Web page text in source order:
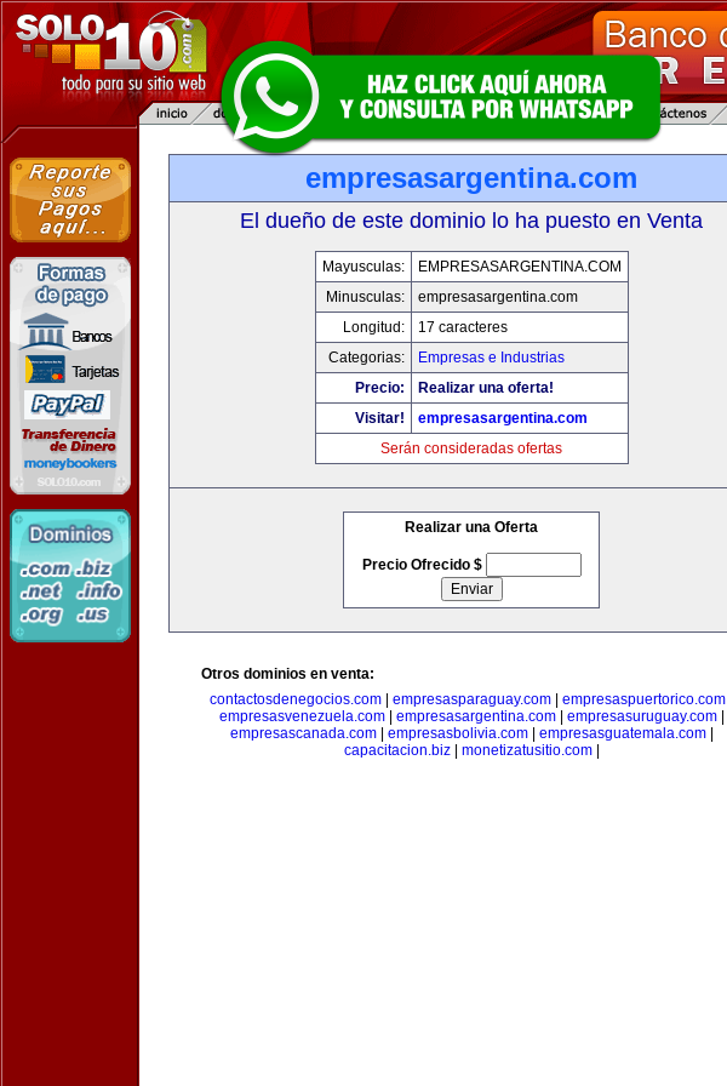
empresasargentina.com
El dueño de este dominio lo ha puesto en Venta
Mayusculas:
EMPRESASARGENTINA.COM
Minusculas:
empresasargentina.com
Longitud:
17 caracteres
Categorias:
Empresas e Industrias
Precio:
Realizar una oferta!
Visitar!
empresasargentina.com
Serán consideradas ofertas
Realizar una Oferta
Precio Ofrecido $
Otros dominios en venta:
contactosdenegocios.com
empresasparaguay.com empresaspuertorico.com
empresasvenezuela.com| empresasargentina.com| empresasuruguay.com|
empresascanada.com| empresasbolivia.com| empresasguatemala.com|
capacitacion.biz| monetizatusitio.com|